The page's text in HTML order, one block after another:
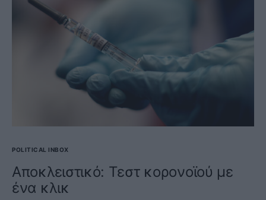
POLITICAL INBOX
Αποκλειστικό: Tεστ κορονοϊού με
ένα κλικ